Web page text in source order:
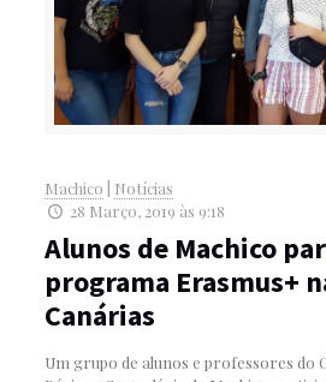
Machico
Notícias
28 Março, 2019 às 9:18
Alunos de Machico
programa Erasmus+
Canárias
Um grupo de alunos e professores do